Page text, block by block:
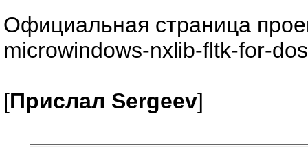
Официальная страница
microwindows-nxlib-fltk-for-
[Прислал Sergeev]